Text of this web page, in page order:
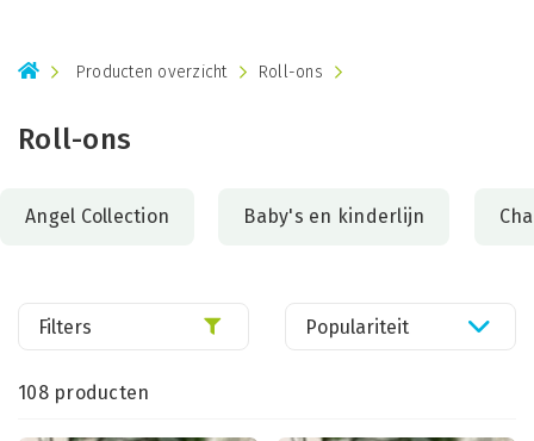
Producten overzicht Roll-ons
Roll-ons
Angel Collection Baby's en kinderlijn
108 producten
Filters Populariteit